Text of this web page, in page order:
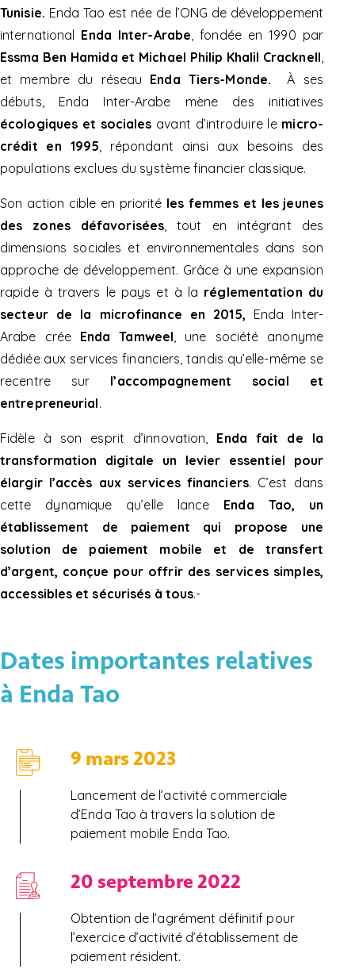
Tunisie. Enda Tao est née de l’ONG de développement
international Enda Inter-Arabe, fondée en 1990 par
Essma Ben Hamida et Michael Philip Khalil Cracknell,
et membre du réseau Enda Tiers-Monde.
À ses
débuts, Enda Inter-Arabe mène des initiatives
écologiques et sociales avant d’introduire le micro-
crédit en 1995, répondant ainsi aux besoins des
populations exclues du système financier classique.
Son action cible en priorité les femmes et les jeunes
des zones défavorisées, tout en intégrant des
dimensions sociales et environnementales dans son
approche de développement. Grâce à une expansion
rapide à travers le pays et à la réglementation du
secteur de la microfinance en 2015, Enda Inter-
Arabe crée Enda Tamweel, une société anonyme
dédiée aux services financiers, tandis qu’elle-même se
recentre sur l’accompagnement social et
entrepreneurial.
Fidèle à son esprit d’innovation, Enda fait de la
transformation digitale un levier essentiel pour
élargir l’accès aux services financiers. C’est dans
cette dynamique qu’elle lance Enda Tao, un
établissement de paiement qui propose une
solution de paiement mobile et de transfert
d’argent, conçue pour offrir des services simples,
accessibles et sécurisés à tous.-
Dates importantes relatives
à Enda Tao
9 mars 2023
Lancement de l’activité commerciale
d’Enda Tao à travers la solution de
paiement mobile Enda Tao.
20 septembre 2022
Obtention de l’agrément définitif pour
l’exercice d’activité d’établissement de
paiement résident.